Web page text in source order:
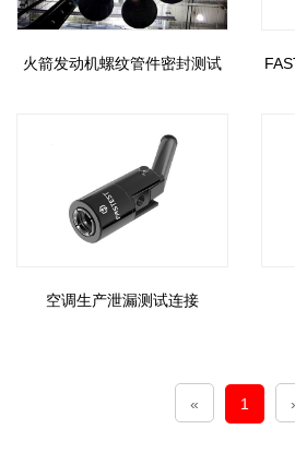
火箭发动机螺纹管件密封测试
空调生产泄漏测试连接
« 1